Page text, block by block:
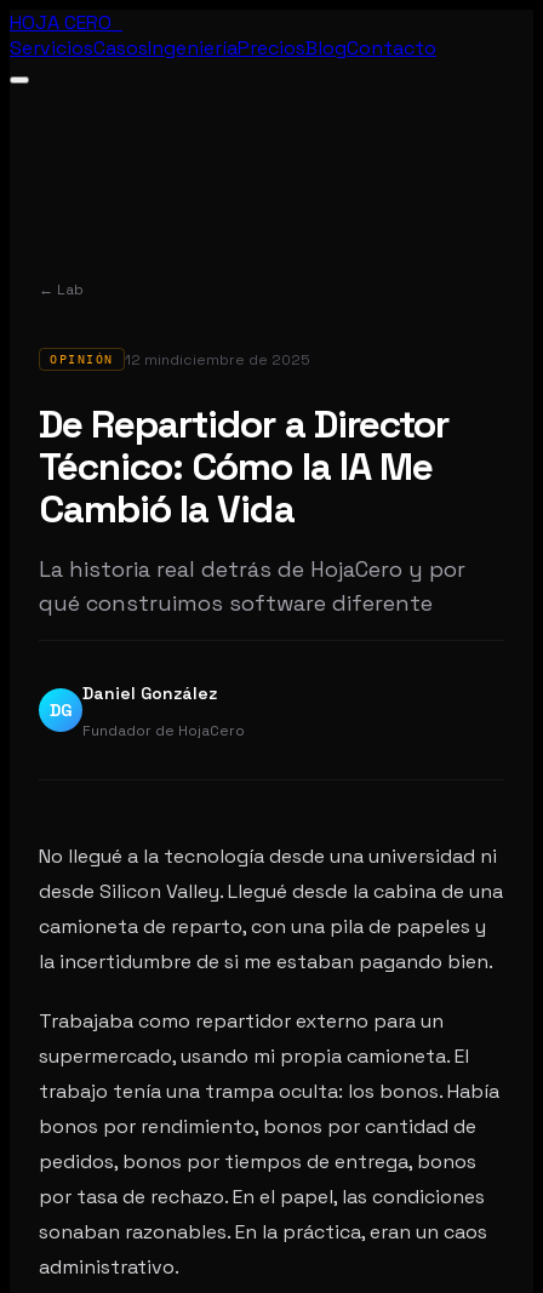
HOJA CERO_
ServiciosCasosIngenieríaPreciosBlogContacto
← Lab
OPINIÓN 12 mindiciembre de 2025
De Repartidor a Director
Técnico: Cómo la IA Me
Cambió la Vida
La historia real detrás de HojaCero y por
qué construimos software diferente
DG
Daniel González
Fundador de HojaCero
No llegué a la tecnología desde una universidad ni
desde Silicon Valley. Llegué desde la cabina de una
camioneta de reparto, con una pila de papeles y
la incertidumbre de si me estaban pagando bien.
Trabajaba como repartidor externo para un
supermercado, usando mi propia camioneta. El
trabajo tenía una trampa oculta: los bonos. Había
bonos por rendimiento, bonos por cantidad de
pedidos, bonos por tiempos de entrega, bonos
por tasa de rechazo. En el papel, las condiciones
sonaban razonables. En la práctica, eran un caos
administrativo.